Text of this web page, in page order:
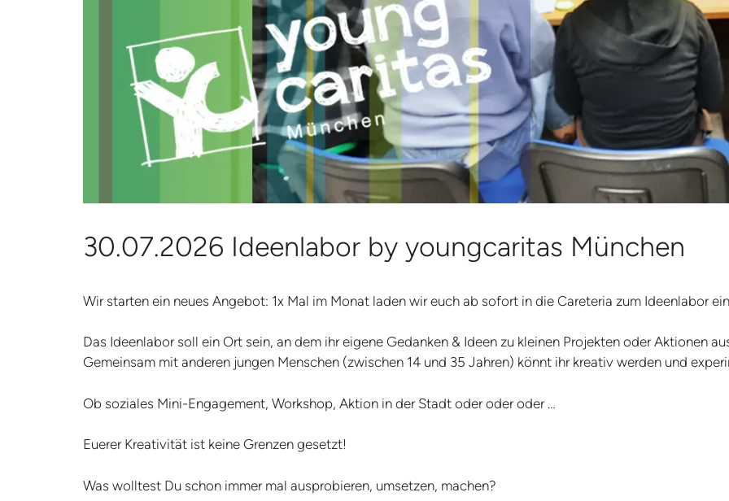
30.07.2026 Ideenlabor by youngcaritas München
Wir starten ein neues Angebot: 1x Mal im Monat laden wir euch ab sofort in die Careteria zum Ideenlabor
Das Ideenlabor soll ein Ort sein, an dem ihr eigene Gedanken & Ideen zu kleinen Projekten oder Aktionen
Gemeinsam mit anderen jungen Menschen (zwischen 14 und 35 Jahren) könnt ihr kreativ werden und
Ob soziales Mini-Engagement, Workshop, Aktion in der Stadt oder oder oder …
Euerer Kreativität ist keine Grenzen gesetzt!
Was wolltest Du schon immer mal ausprobieren, umsetzen, machen?